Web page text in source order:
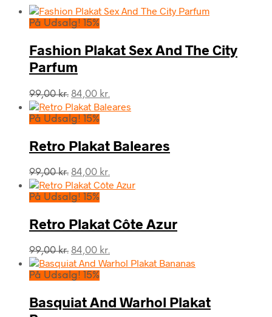
På Udsalg! 15%
Fashion Plakat Sex And The City
Parfum
99,00kr. Den
oprindelige
pris
99,00 kr..
84,00 kr.
aktuelle
84,00 kr..
På Udsalg! 15%
Retro Plakat Baleares
99,00kr. Den
oprindelige
pris
99,00 kr..
84,00 kr.
aktuelle
84,00 kr..
På Udsalg! 15%
Retro Plakat Côte Azur
99,00kr. Den
oprindelige
pris
99,00 kr..
84,00 kr.
aktuelle
84,00 kr..
På Udsalg! 15%
Basquiat And Warhol Plakat